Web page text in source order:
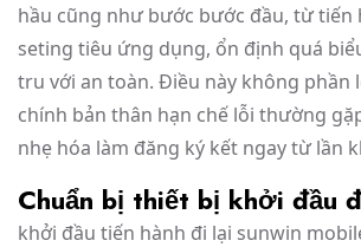
hầu cũng như bước bước đầu, từ tiến
seting tiêu ứng dụng, ổn định quá
tru với an toàn. Điều này không phần
chính bản thân hạn chế lỗi thường
nhẹ hóa làm đăng ký kết ngay từ lần
Chuẩn bị thiết bị khởi đầu
khởi đầu tiến hành đi lại sunwin